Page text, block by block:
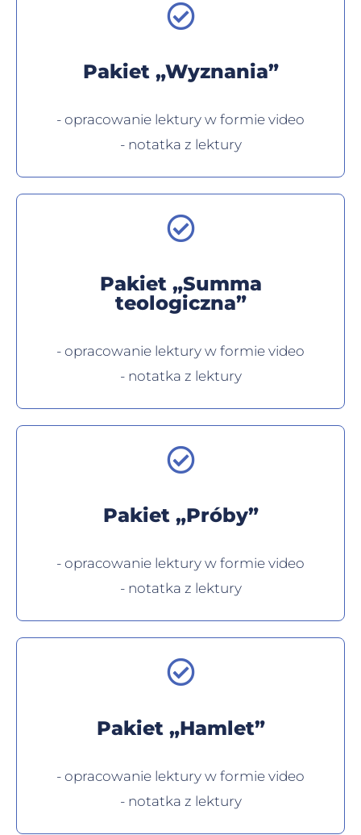
Pakiet „Wyznania”
- opracowanie lektury w formie video
- notatka z lektury
Pakiet „Summa
teologiczna”
- opracowanie lektury w formie video
- notatka z lektury
Pakiet „Próby”
- opracowanie lektury w formie video
- notatka z lektury
Pakiet „Hamlet”
- opracowanie lektury w formie video
- notatka z lektury